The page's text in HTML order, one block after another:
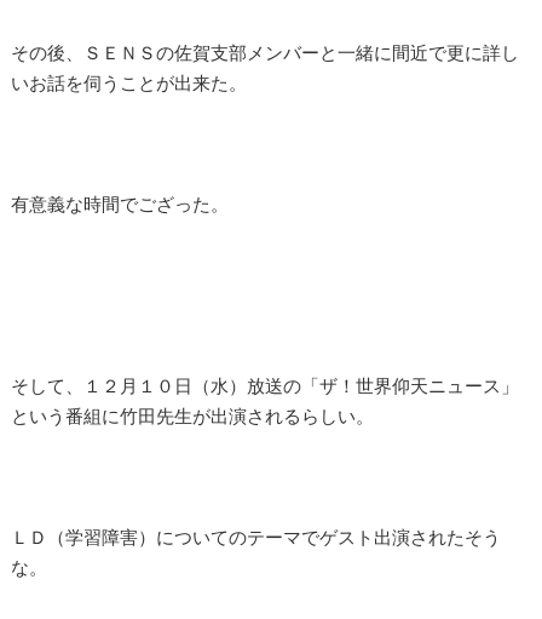
その後、ＳＥＮＳの佐賀支部メンバーと一緒に間近で更に詳し
いお話を伺うことが出来た。
有意義な時間でござった。
そして、１２月１０日（水）放送の「ザ！世界仰天ニュース」
という番組に竹田先生が出演されるらしい。
ＬＤ（学習障害）についてのテーマでゲスト出演されたそう
な。